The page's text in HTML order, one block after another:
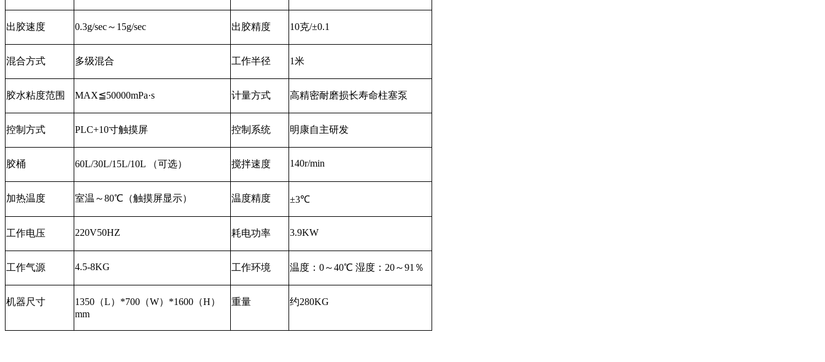
出胶速度 0.3g/sec～15g/sec 出胶精度 10克/±0.1
混合方式 多级混合 工作半径 1米
胶水粘度范围 MAX≦50000mPa·s 计量方式 高精密耐磨损长寿命柱塞泵
控制方式 PLC+10寸触摸屏 控制系统 明康自主研发
胶桶 60L/30L/15L/10L （可选） 搅拌速度 140r/min
加热温度 室温～80℃（触摸屏显示） 温度精度 ±3℃
工作电压 220V50HZ 耗电功率 3.9KW
工作气源 4.5-8KG 工作环境 温度：0～40℃ 湿度：20～91％
机器尺寸
1350（L）*700（W）*1600（H）
mm
重量 约280KG